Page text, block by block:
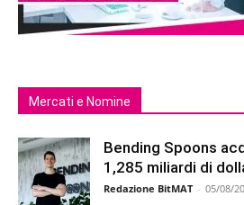
Mercati e Nomine
Bending Spoons
1,285 miliardi di
Redazione BitMAT - 05/08/